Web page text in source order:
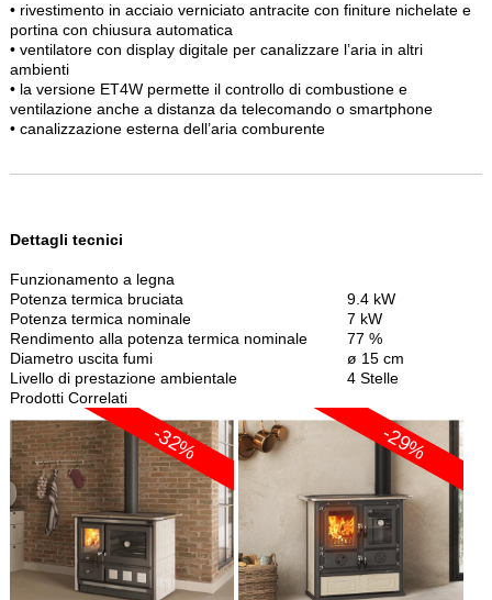
• rivestimento in acciaio verniciato antracite con finiture nichelate e
portina con chiusura automatica
• ventilatore con display digitale per canalizzare l’aria in altri
ambienti
• la versione ET4W permette il controllo di combustione e
ventilazione anche a distanza da telecomando o smartphone
• canalizzazione esterna dell’aria comburente
Dettagli tecnici
Funzionamento a legna
Potenza termica bruciata
9.4 kW
Potenza termica nominale
7 kW
Rendimento alla potenza termica nominale 77 %
Diametro uscita fumi
ø 15 cm
Livello di prestazione ambientale
4 Stelle
Prodotti Correlati
-32% -29%